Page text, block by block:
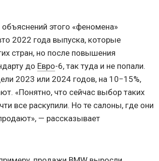
этого «феномена»
2022 года выпуска, которые
стран, но после повышения
до Евро-6, так туда и не попали.
2023 или 2024 годов, на 10−15%,
«Понятно, что сейчас выбор таких
все раскупили. Но те салоны, где они
— рассказывает